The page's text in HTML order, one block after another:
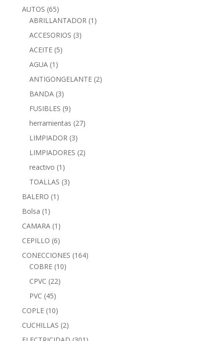
AUTOS (65)
ABRILLANTADOR (1)
ACCESORIOS (3)
ACEITE (5)
AGUA (1)
ANTIGONGELANTE (2)
BANDA (3)
FUSIBLES (9)
herramientas (27)
LIMPIADOR (3)
LIMPIADORES (2)
reactivo (1)
TOALLAS (3)
BALERO (1)
Bolsa (1)
CAMARA (1)
CEPILLO (6)
CONECCIONES (164)
COBRE (10)
CPVC (22)
PVC (45)
COPLE (10)
CUCHILLAS (2)